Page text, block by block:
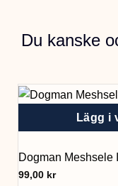
Du kanske
Lägg i
Dogman Meshsele
99,00 kr